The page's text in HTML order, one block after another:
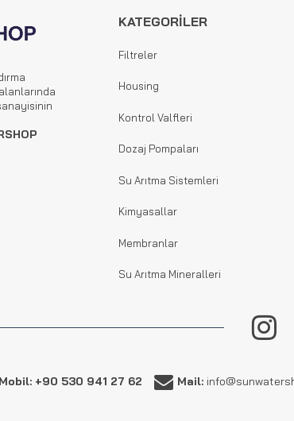
KATEGORİLER
Filtreler
Housing
Kontrol Valfleri
Dozaj Pompaları
Su Arıtma Sistemleri
Kimyasallar
Membranlar
Su Arıtma Mineralleri
Mobil: +90 530 941 27 62 Mail: